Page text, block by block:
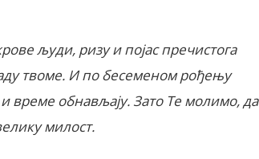
људи, ризу и појас пречистога
твоме. И по бесеменом рођењу
време обнављају. Зато Те молимо, да
милост.